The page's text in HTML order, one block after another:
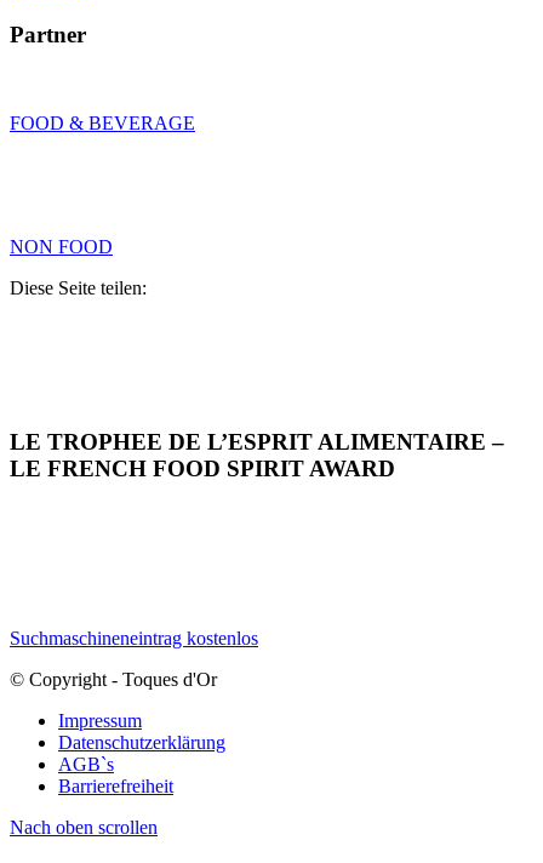
Partner
FOOD & BEVERAGE
NON FOOD
Diese Seite teilen:
LE TROPHEE DE L’ESPRIT ALIMENTAIRE –
LE FRENCH FOOD SPIRIT AWARD
Suchmaschineneintrag kostenlos
© Copyright - Toques d'Or
Impressum
Datenschutzerklärung
AGB`s
Barrierefreiheit
Nach oben scrollen